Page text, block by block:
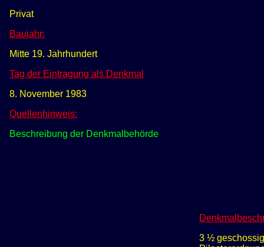
Privat
Baujahr:
Mitte 19. Jahrhundert
Tag der Eintragung als Denkmal
8. November 1983
Quellenhinweis:
Beschreibung der Denkmalbehörde
3 ½